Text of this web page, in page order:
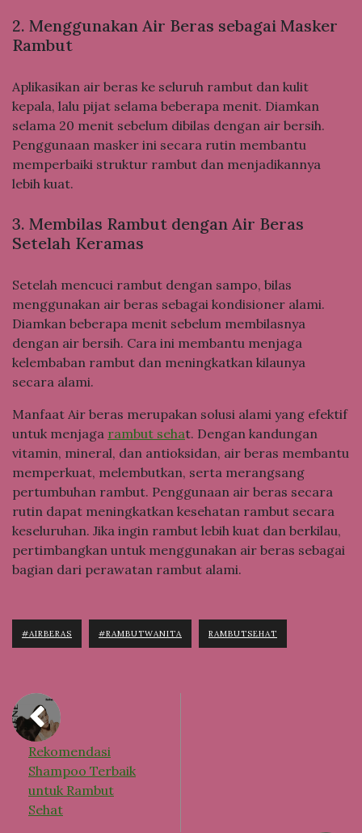
2. Menggunakan Air Beras sebagai Masker
Rambut
Aplikasikan air beras ke seluruh rambut dan kulit
kepala, lalu pijat selama beberapa menit. Diamkan
selama 20 menit sebelum dibilas dengan air bersih.
Penggunaan masker ini secara rutin membantu
memperbaiki struktur rambut dan menjadikannya
lebih kuat.
3. Membilas Rambut dengan Air Beras
Setelah Keramas
Setelah mencuci rambut dengan sampo, bilas
menggunakan air beras sebagai kondisioner alami.
Diamkan beberapa menit sebelum membilasnya
dengan air bersih. Cara ini membantu menjaga
kelembaban rambut dan meningkatkan kilaunya
secara alami.
Manfaat Air beras merupakan solusi alami yang efektif
untuk menjaga rambut sehat. Dengan kandungan
vitamin, mineral, dan antioksidan, air beras membantu
memperkuat, melembutkan, serta merangsang
pertumbuhan rambut. Penggunaan air beras secara
rutin dapat meningkatkan kesehatan rambut secara
keseluruhan. Jika ingin rambut lebih kuat dan berkilau,
pertimbangkan untuk menggunakan air beras sebagai
bagian dari perawatan rambut alami.
#AIRBERAS #RAMBUTWANITA RAMBUTSEHAT
Rekomendasi
Shampoo Terbaik
untuk Rambut
Sehat